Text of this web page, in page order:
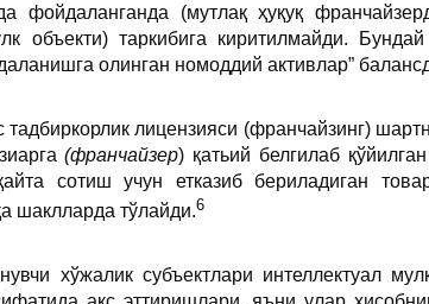
фойдаланганда (мутлақ ҳуқуқ
объекти) таркибига киритилмайди.
олинган номоддий активлар”
тадбиркорлик лицензияси (франчайзинг)
(франчайзер) қатьий белгилаб
сотиш учун етказиб бериладиган
шаклларда тўлайди.6
хўжалик субъектлари интеллектуал